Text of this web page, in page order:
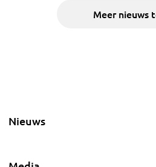
Meer nieuws
Nieuws